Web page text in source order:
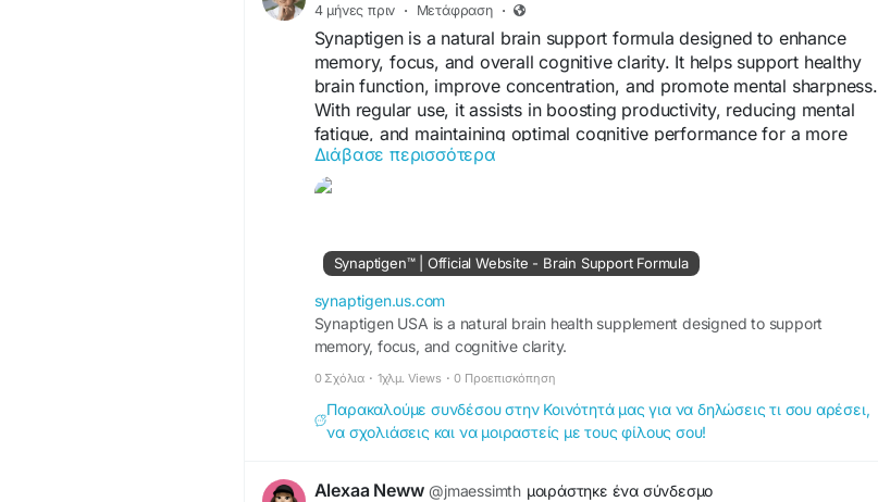
4 μήνες πριν · Μετάφραση ·
Synaptigen is a natural brain support formula designed to enhance
memory, focus, and overall cognitive clarity. It helps support healthy
brain function, improve concentration, and promote mental sharpness.
With regular use, it assists in boosting productivity, reducing mental
fatigue, and maintaining optimal cognitive performance for a more
focused and active lifestyle.
Διάβασε περισσότερα
Synaptigen™ | Official Website - Brain Support Formula
synaptigen.us.com
Synaptigen USA is a natural brain health supplement designed to support
memory, focus, and cognitive clarity.
0 Σχόλια · 1χλμ. Views · 0 Προεπισκόπηση
Παρακαλούμε συνδέσου στην Κοινότητά μας για να δηλώσεις τι σου αρέσει,
να σχολιάσεις και να μοιραστείς με τους φίλους σου!
Alexaa Neww @jmaessimth μοιράστηκε ένα σύνδεσμο